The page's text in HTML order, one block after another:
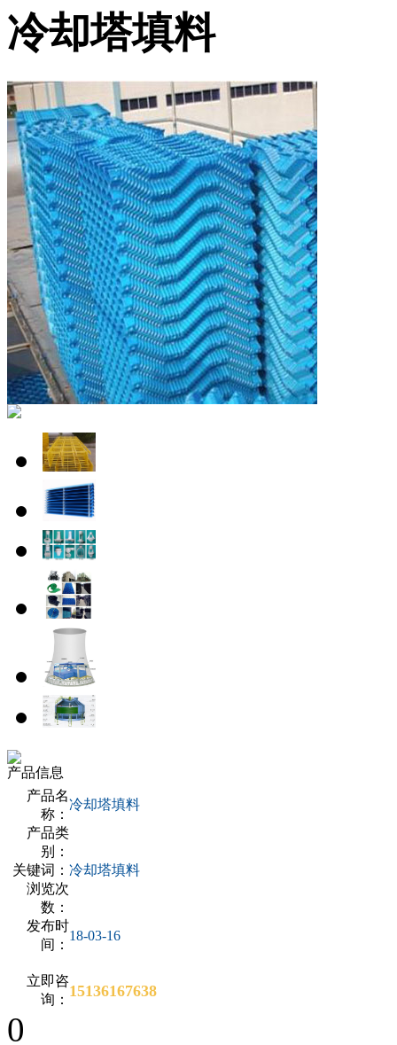
冷却塔填料
产品信息
产品名
称：
冷却塔填料
产品类
别：
关键词： 冷却塔填料
浏览次
数：
发布时
间：
18-03-16
立即咨
询： 15136167638
0